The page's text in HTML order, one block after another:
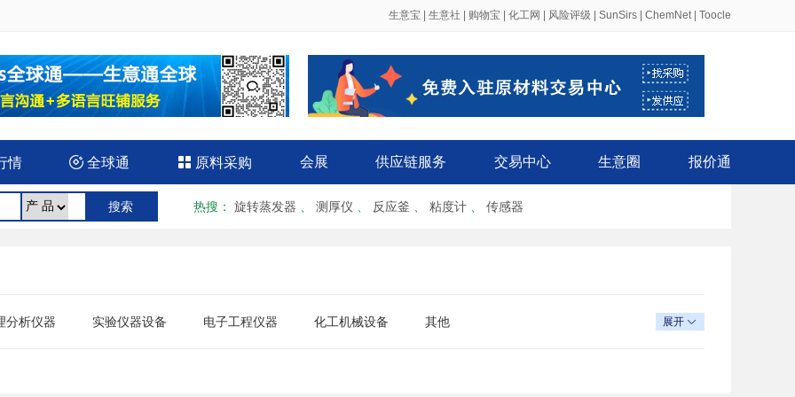
生意宝 生意社 购物宝 化工网 风险评级 SunSirs ChemNet| Toocle
情  全球通  原料采购 会展 供应链服务 交易中心 生意圈 报价通
热搜 ： 旋转蒸发器 测厚仪 反应釜 粘度计 传感器
分析仪器 实验仪器设备 电子工程仪器 化工机械设备 其他 展开 